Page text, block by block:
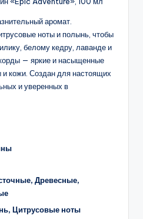
аромат.
ноты и полынь, чтобы
белому кедру, лаванде и
— яркие и насыщенные
кожи. Создан для настоящих
и уверенных в
Древесные,
Цитрусовые ноты